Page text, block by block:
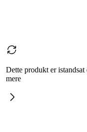
Dette produkt er
mere